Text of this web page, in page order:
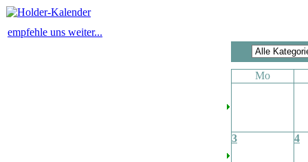
empfehle uns weiter...
Mo
3 4